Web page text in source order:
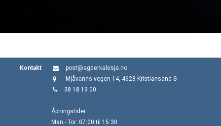
Kontakt
post@agderkalesje.no
Mjåvanns vegen 14, 4628 Kristiansand S
38 18 19 00
Åpningstider:
Man - Tor: 07:00 til 15:30